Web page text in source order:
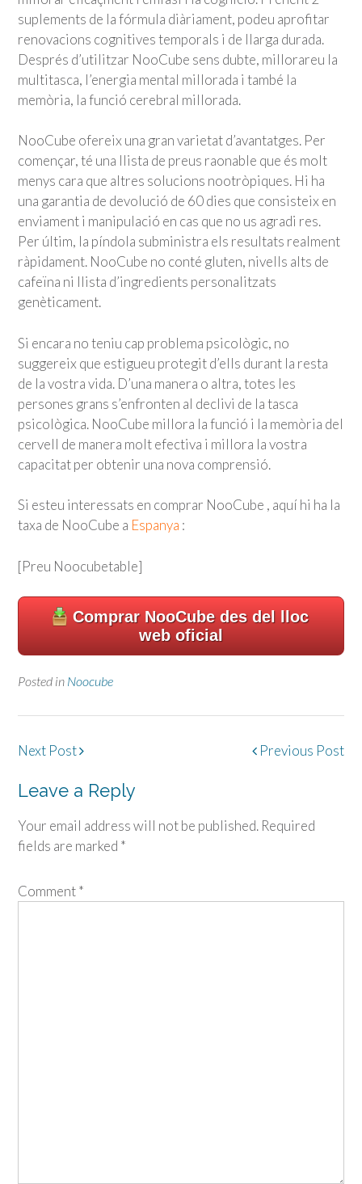
suplements de la fórmula diàriament, podeu aprofitar
renovacions cognitives temporals i de llarga durada.
Després d’utilitzar NooCube sens dubte, millorareu la
multitasca, l’energia mental millorada i també la
memòria, la funció cerebral millorada.
NooCube ofereix una gran varietat d’avantatges. Per
començar, té una llista de preus raonable que és molt
menys cara que altres solucions nootròpiques. Hi ha
una garantia de devolució de 60 dies que consisteix en
enviament i manipulació en cas que no us agradi res.
Per últim, la píndola subministra els resultats realment
ràpidament. NooCube no conté gluten, nivells alts de
cafeïna ni llista d’ingredients personalitzats
genèticament.
Si encara no teniu cap problema psicològic, no
suggereix que estigueu protegit d’ells durant la resta
de la vostra vida. D’una manera o altra, totes les
persones grans s’enfronten al declivi de la tasca
psicològica. NooCube millora la funció i la memòria del
cervell de manera molt efectiva i millora la vostra
capacitat per obtenir una nova comprensió.
Si esteu interessats en comprar NooCube , aquí hi ha la
taxa de NooCube a Espanya :
[Preu Noocubetable]
Comprar NooCube des del lloc
web oficial
Posted in Noocube
Post
Previous Post
Next Post
Leave a Reply
Your email address will not be published. Required
fields are marked *
Comment*